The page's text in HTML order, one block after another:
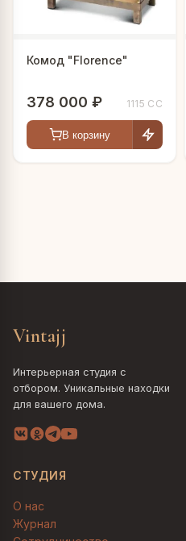
Комод "Florence"
378 000 ₽ 1115 СС
В корзину
Vintajj
Интерьерная студия с
отбором. Уникальные находки
для вашего дома.
СТУДИЯ
О нас
Журнал